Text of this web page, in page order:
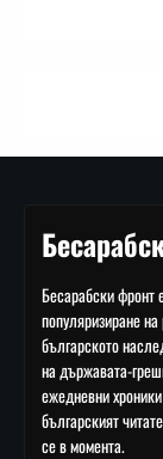
Бесарабски фронт
популяризиране
българското
на държавата-
ежедневни
българският
се в момента.